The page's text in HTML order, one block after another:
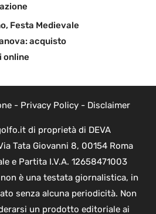
Festa Medievale
acquisto
online
- Privacy Policy- Disclaimer
di proprietà di DEVA
Tata Giovanni 8, 00154 Roma
e Partita I.V.A. 12658471003
è una testata giornalistica, in
senza alcuna periodicità. Non
un prodotto editoriale ai